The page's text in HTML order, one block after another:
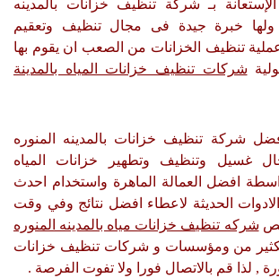
بـ شركة تنظيف خزانات بالمدينه
ولها خبرة جيدة فى مجال تنظيف وتعقيم
عملية تنظيف الخزانات من الصعب ان يقوم بها
شركات تنظيف خزانات المياه بالمدينة
شركة تنظيف خزانات بالمدينه المنوره
غسيل وتنظيف وتطهير خزانات المياه
افضل العمالة الماهرة واستخدام احدث
الحديثة لاعطاء افضل نتائج وفي وقت
شركه تنظيف خزانات مياه بالمدينه المنوره
من ومؤسسات و شركات تنظيف خزانات
, لذا قم بالاتصال فورا ولا تفوت الفرصة .